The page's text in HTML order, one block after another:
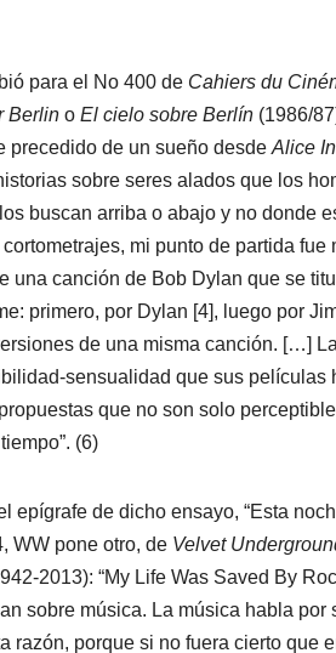
para el No 400 de Cahiers du
Berlin o El cielo sobre Berlín (1986/
precedido de un sueño desde Alice
sobre seres alados que los
buscan arriba o abajo y no donde
mi punto de partida fue
una canción de Bob Dylan que se
primero, por Dylan [4], luego por
de una misma canción. […]
sensualidad que sus películas
que no son solo
(6)
epígrafe de dicho ensayo, “Esta
WW pone otro, de Velvet
2013): “My Life Was Saved By
sobre música. La música habla por
razón, porque si no fuera cierto que